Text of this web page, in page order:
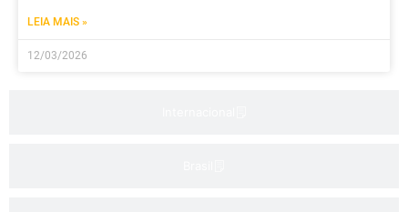
LEIA MAIS »
12/03/2026